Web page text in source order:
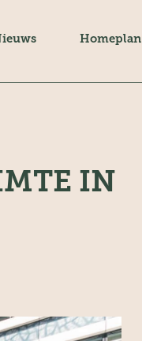
Homeplan
IN